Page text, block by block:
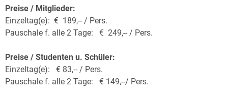
Preise / Mitglieder:
Einzeltag(e): € 189,-- / Pers.
Pauschale f. alle 2 Tage: € 249,-- / Pers.
Preise / Studenten u. Schüler:
Einzeltag(e): € 83,-- / Pers.
Pauschale f. alle 2 Tage: € 149,--/ Pers.